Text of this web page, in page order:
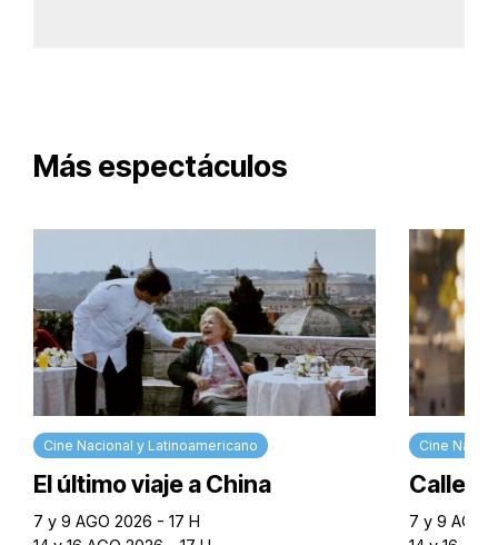
Más espectáculos
Cine Nacional y Latinoamericano
El último viaje a China
7 y 9 AGO 2026 - 17 H
Cine
Calle
7 y 9 AGO